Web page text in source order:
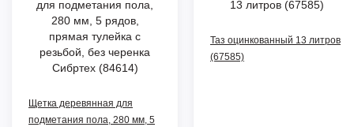
Щетка деревянная для
подметания пола, 280 мм, 5
Таз оцинкованный 13 литров
(67585)